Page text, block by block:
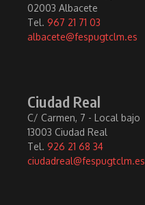
02003 Albacete
Tel. 967 21 71 03
albacete@fespugtclm.es
Ciudad Real
C/ Carmen, 7 - Local bajo
13003 Ciudad Real
Tel. 926 21 68 34
ciudadreal@fespugtclm.es